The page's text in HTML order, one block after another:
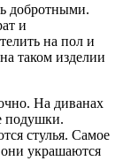
добротными.
и
на пол и
таком изделии
На диванах
подушки.
стулья. Самое
они украшаются